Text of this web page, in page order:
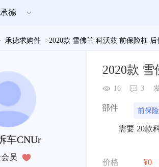
承德
承德求购件 >2020款 雪佛兰 科沃兹 前保险杠
车CNUr
员
2020款
16 3
部件 前保
需要 20款
价格
¥0